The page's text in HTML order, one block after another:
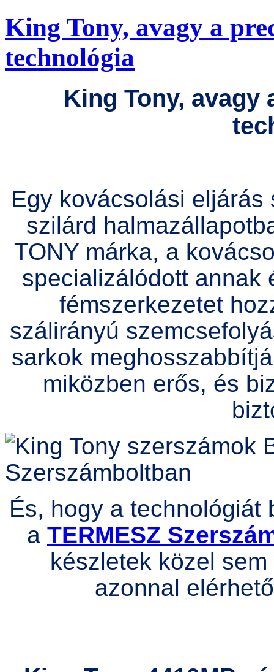
King Tony, avagy a
technológia
King Tony,
Egy kovácsolási
szilárd
TONY márka, a
specializálódott annak
fémszerkezetet
szálirányú
sarkok
miközben erős, és
És, hogy a technológiát
a TERMESZ
készletek közel
azonnal